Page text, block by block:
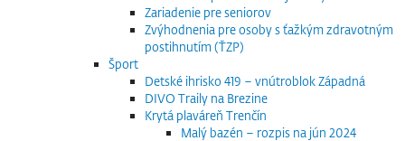
Zariadenie pre seniorov
Zvýhodnenia pre osoby s ťažkým zdravotným
postihnutím (ŤZP)
Šport
Detské ihrisko 419 – vnútroblok Západná
DIVO Traily na Brezine
Krytá plaváreň Trenčín
Malý bazén – rozpis na jún 2024